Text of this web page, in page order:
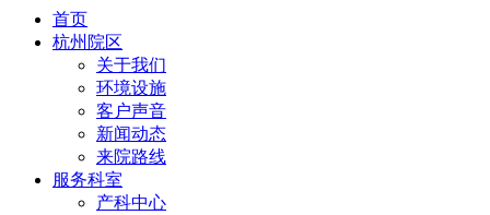
首页
杭州院区
关于我们
环境设施
客户声音
新闻动态
来院路线
服务科室
产科中心